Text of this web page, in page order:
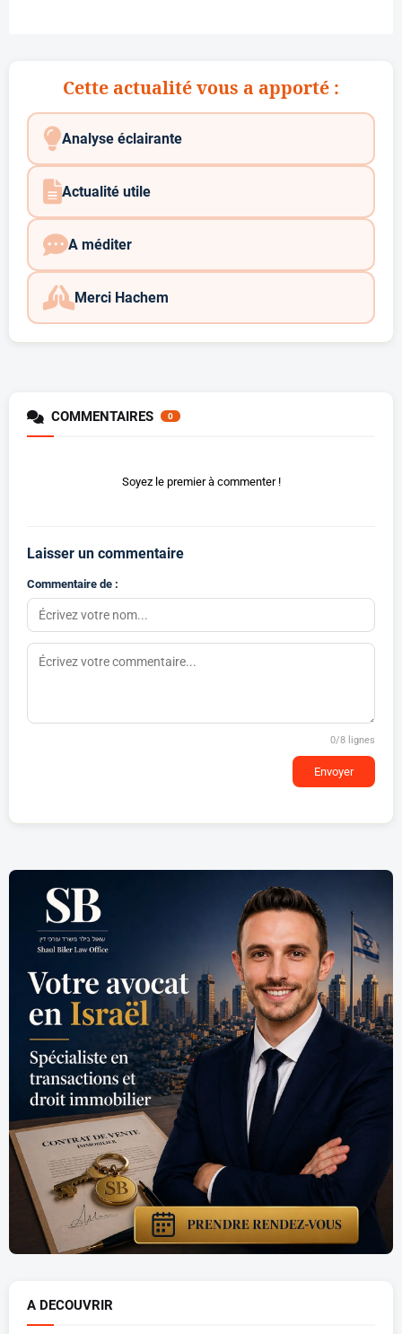
Cette actualité vous a apporté :
Analyse éclairante
Actualité utile
A méditer
Merci Hachem
COMMENTAIRES 0
Soyez le premier à commenter !
Laisser un commentaire
Commentaire de :
0/8 lignes
Envoyer
A DECOUVRIR